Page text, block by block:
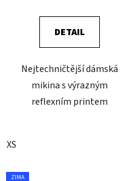
DETAIL
Nejtechničtější dámská
mikina s výrazným
reflexním printem
XS
ZIMA